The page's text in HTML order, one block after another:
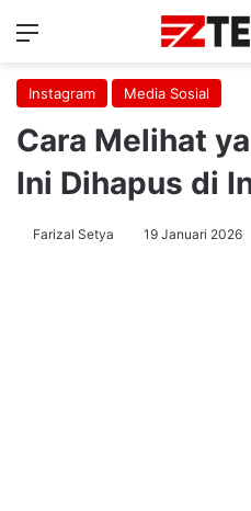
Menu
Instagram Media Sosial
Cara Melihat
Ini Dihapus di
Farizal Setya 19 Januari 2026